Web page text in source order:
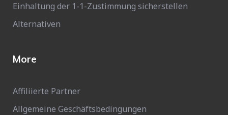
Einhaltung der 1-1-Zustimmung sicherstellen
Alternativen
More
Affiliierte Partner
Allgemeine Geschäftsbedingungen